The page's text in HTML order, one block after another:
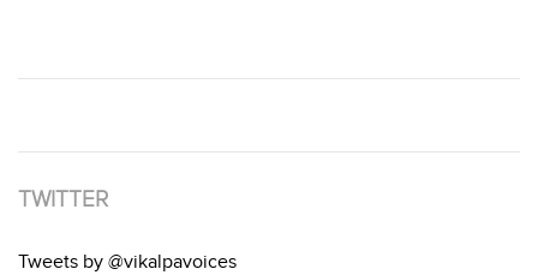
TWITTER
Tweets by @vikalpavoices